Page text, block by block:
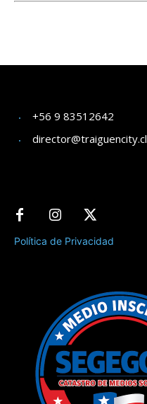
+56 9 83512642
director@traiguencity.cl
Política de Privacidad